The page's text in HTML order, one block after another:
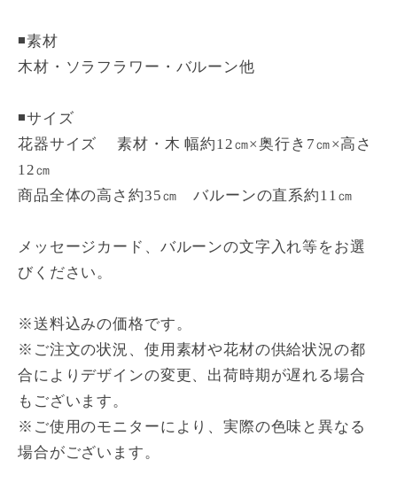
◾️素材
木材・ソラフラワー・バルーン他
◾️サイズ
花器サイズ 素材・木 幅約12㎝×奥行き7㎝×高さ
12㎝
商品全体の高さ約35㎝ バルーンの直系約11㎝
メッセージカード、バルーンの文字入れ等をお選
びください。
※送料込みの価格です。
※ご注文の状況、使用素材や花材の供給状況の都
合によりデザインの変更、出荷時期が遅れる場合
もございます。
※ご使用のモニターにより、実際の色味と異なる
場合がございます。